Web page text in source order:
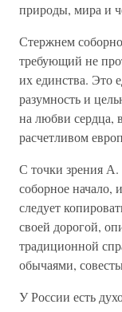
природы, мира и
Стержнем
требующий не
их единства. Это
разумность и
на любви сердца,
расчетливом
С точки зрения
соборное начало,
следует
своей дорогой,
традиционной
обычаями,
У России есть